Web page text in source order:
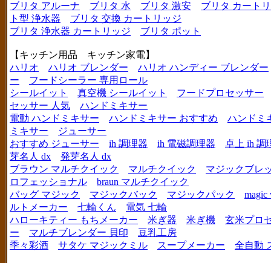
ブリタ アルーナ
ブリタ 水 ブリタ 激安
ブリタ カート
ト型 浄水器
ブリタ 交換 カートリッジ
ブリタ 浄水器 カートリッジ
ブリタ ポット
【キッチン用品 キッチン家電】
ハリオ
ハリオ ブレンダー
ハリオ ハンディー ブレンダー
ー
フードシーラー 専用ロール
シールイット
真空機 シールイット
フードプロセッサー
セッサー 人気
ハンドミキサー
電動 ハンドミキサー
ハンドミキサー おすすめ
ハンドミ
ミキサー
ジューサー
おすすめ ジューサー
ih 調理器 ih 電磁調理器
卓上 ih 調
芽名人 dx
発芽名人 dx
ブラウン マルチクイック
マルチクイック
マジックブレ
ロフェッショナル
braun マルチクイック
バッグ マジック
マジックバック マジックパック
magic
ルトメーカー
七輪くん
電気 七輪
ハローキティー もちメーカー
米ぎ器 米ぎ機
玄米プロ
ー
マルチブレンダー 貝印
豆乳工房
季々彩酒
サタケ マジックミル スープメーカー 全自動